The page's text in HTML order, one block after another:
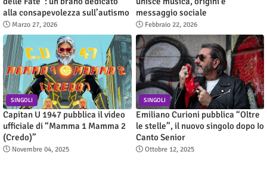
alla consapevolezza sull’autismo
Marzo 27, 2026
messaggio sociale
Febbraio 22, 2026
SINGOLI
Capitan U 1947 pubblica il video
ufficiale di “Mamma 1 Mamma 2
(Credo)”
Novembre 04, 2025
SINGOLI
Emiliano Curioni pubblica “Oltre
le stelle”, il nuovo singolo dopo Io
Canto Senior
Ottobre 12, 2025